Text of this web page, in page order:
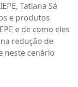
Tatiana Sá
e produtos
e de como eles
redução de
neste cenário